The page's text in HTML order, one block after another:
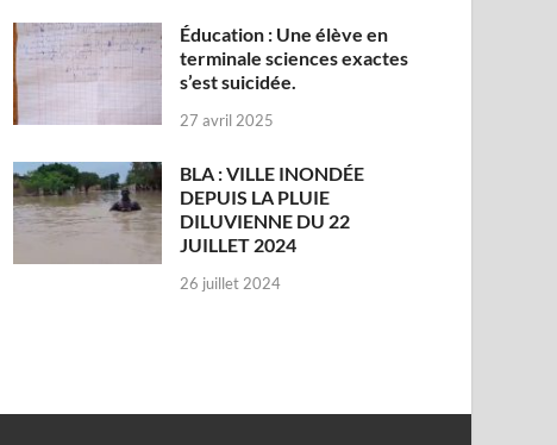
Éducation : Une élève en
terminale sciences exactes
s’est suicidée.
27 avril 2025
BLA : VILLE INONDÉE
DEPUIS LA PLUIE
DILUVIENNE DU 22
JUILLET 2024
26 juillet 2024